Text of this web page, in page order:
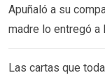
Apuñaló a su
madre lo entregó a
Las cartas que